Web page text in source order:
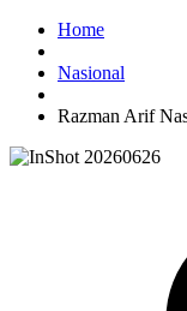
Home
Nasional
Razman Arif